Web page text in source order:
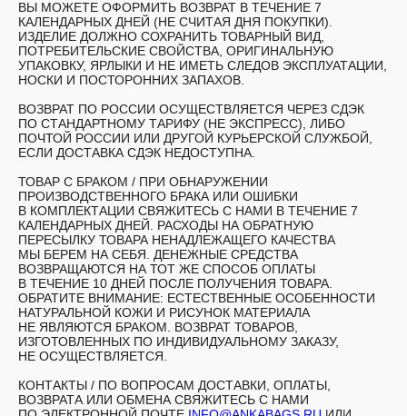
ВЫ МОЖЕТЕ ОФОРМИТЬ ВОЗВРАТ В ТЕЧЕНИЕ 7
КАЛЕНДАРНЫХ ДНЕЙ (НЕ СЧИТАЯ ДНЯ ПОКУПКИ).
ИЗДЕЛИЕ ДОЛЖНО СОХРАНИТЬ ТОВАРНЫЙ ВИД,
ПОТРЕБИТЕЛЬСКИЕ СВОЙСТВА, ОРИГИНАЛЬНУЮ
УПАКОВКУ, ЯРЛЫКИ И НЕ ИМЕТЬ СЛЕДОВ ЭКСПЛУАТАЦИИ,
НОСКИ И ПОСТОРОННИХ ЗАПАХОВ.
ВОЗВРАТ ПО РОССИИ ОСУЩЕСТВЛЯЕТСЯ ЧЕРЕЗ СДЭК
ПО СТАНДАРТНОМУ ТАРИФУ (НЕ ЭКСПРЕСС), ЛИБО
ПОЧТОЙ РОССИИ ИЛИ ДРУГОЙ КУРЬЕРСКОЙ СЛУЖБОЙ,
ЕСЛИ ДОСТАВКА СДЭК НЕДОСТУПНА.
ТОВАР С БРАКОМ / ПРИ ОБНАРУЖЕНИИ
ПРОИЗВОДСТВЕННОГО БРАКА ИЛИ ОШИБКИ
В КОМПЛЕКТАЦИИ СВЯЖИТЕСЬ С НАМИ В ТЕЧЕНИЕ 7
КАЛЕНДАРНЫХ ДНЕЙ. РАСХОДЫ НА ОБРАТНУЮ
ПЕРЕСЫЛКУ ТОВАРА НЕНАДЛЕЖАЩЕГО КАЧЕСТВА
МЫ БЕРЕМ НА СЕБЯ. ДЕНЕЖНЫЕ СРЕДСТВА
ВОЗВРАЩАЮТСЯ НА ТОТ ЖЕ СПОСОБ ОПЛАТЫ
В ТЕЧЕНИЕ 10 ДНЕЙ ПОСЛЕ ПОЛУЧЕНИЯ ТОВАРА.
ОБРАТИТЕ ВНИМАНИЕ: ЕСТЕСТВЕННЫЕ ОСОБЕННОСТИ
НАТУРАЛЬНОЙ КОЖИ И РИСУНОК МАТЕРИАЛА
НЕ ЯВЛЯЮТСЯ БРАКОМ. ВОЗВРАТ ТОВАРОВ,
ИЗГОТОВЛЕННЫХ ПО ИНДИВИДУАЛЬНОМУ ЗАКАЗУ,
НЕ ОСУЩЕСТВЛЯЕТСЯ.
КОНТАКТЫ / ПО ВОПРОСАМ ДОСТАВКИ, ОПЛАТЫ,
ВОЗВРАТА ИЛИ ОБМЕНА СВЯЖИТЕСЬ С НАМИ